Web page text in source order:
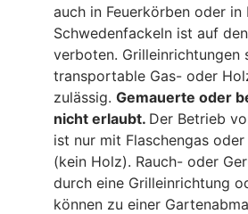
auch in Feuerkörben oder in
Schwedenfackeln ist auf
verboten. Grilleinrichtungen
transportable Gas- oder
zulässig. Gemauerte oder
nicht erlaubt. Der Betrieb
ist nur mit Flaschengas
(kein Holz). Rauch- oder
durch eine Grilleinrichtung
können zu einer